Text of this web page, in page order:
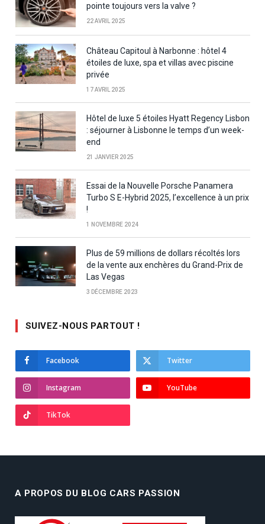
pointe toujours vers la valve ?
22 AVRIL 2025
Château Capitoul à Narbonne : hôtel 4
étoiles de luxe, spa et villas avec piscine
privée
17 AVRIL 2025
Hôtel de luxe 5 étoiles Hyatt Regency Lisbon
: séjourner à Lisbonne le temps d’un week-
end
21 JANVIER 2025
Essai de la Nouvelle Porsche Panamera
Turbo S E-Hybrid 2025, l’excellence à un prix
!
1 NOVEMBRE 2024
Plus de 59 millions de dollars récoltés lors
de la vente aux enchères du Grand-Prix de
Las Vegas
3 DÉCEMBRE 2023
SUIVEZ-NOUS PARTOUT !
Facebook Twitter
Instagram YouTube
TikTok
A PROPOS DU BLOG CARS PASSION